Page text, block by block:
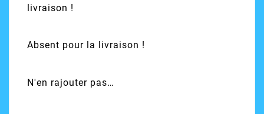
livraison !
Absent pour la livraison !
N'en rajouter pas…